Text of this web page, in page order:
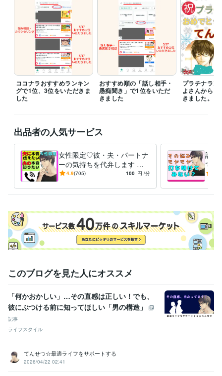
じっくり、ゆったり話したい、
気軽に話したい　など
予約される方も
まずは最初にDMしてみてください♡
その後に予約をお願いします。
予約を確定してしまうとシステム上、日程変更ができませんので、
確認しながら一緒に決めましょう。
待機中でなくても
電話やチャット対応中の場合でも
即レスできませんが、返信するのでメッセージしてみてね♡
今、一番人気ある電話相談はこちら
【女性限定】夫やパートナーの本音を知りたい方
https://coconala.com/services/3296067
あなたとの出会い、楽しみにしています♪
医療・介護 / MR 経験年数 : 16年
ライフスタイル・その他 / 講師・インストラクター 経験年数 : 27年
ライフスタイル・その他 / カウンセラー・コーチ 経験年数 : 15年
職歴
B社 1999年4月 ~ 2004年3月
A社 2004年4月 ~ 2014年5月
受賞歴
ココナラレギュラーランク ココナラシルバーランク
ココナラゴール
ドランク
販売実績総数が500件を超えまし
た 販売実績総数が600件を超えました
資格・検定
ココナラおすすめランキン
グで1位、3位をいただきま
した
おすすめ順の「話し相手・
愚痴聞き」で1位をいただ
きました
プラチナラン
よさんからも
きました。
出品者の人気サービス
女性限定♡彼・夫・パートナ
ーの気持ちを代弁します 女
同志では解らない！男性に直
に。
4.9(705) 100 円 /分
誰に
でる
心の
ない
このブログを見た人にオススメ
「何かおかしい」…その直感は正しい！でも、
彼にぶつける前に知ってほしい「男の構造」
記事
ライフスタイル
てんせつ☆最適ライフをサポートする
2026/04/22 02:41